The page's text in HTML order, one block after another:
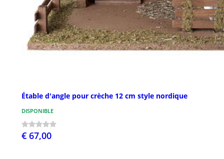
Étable d'angle pour crèche 12 cm style nordique
DISPONIBLE
€ 67,00